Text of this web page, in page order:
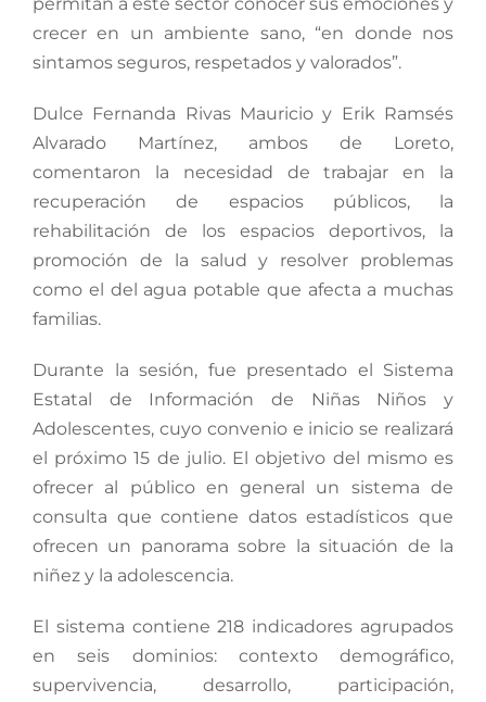
crecer en un ambiente sano, “en donde nos
sintamos seguros, respetados y valorados”.
Dulce Fernanda Rivas Mauricio y Erik Ramsés
Alvarado Martínez, ambos de Loreto,
comentaron la necesidad de trabajar en la
recuperación de espacios públicos, la
rehabilitación de los espacios deportivos, la
promoción de la salud y resolver problemas
como el del agua potable que afecta a muchas
familias.
Durante la sesión, fue presentado el Sistema
Estatal de Información de Niñas Niños y
Adolescentes, cuyo convenio e inicio se realizará
el próximo 15 de julio. El objetivo del mismo es
ofrecer al público en general un sistema de
consulta que contiene datos estadísticos que
ofrecen un panorama sobre la situación de la
niñez y la adolescencia.
El sistema contiene 218 indicadores agrupados
en seis dominios: contexto demográfico,
supervivencia, desarrollo, participación,